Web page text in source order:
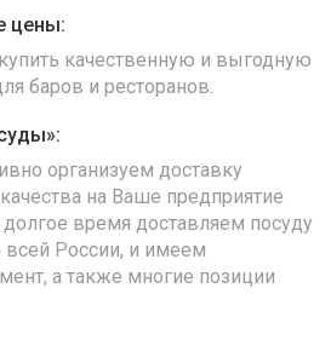
цены:
качественную и выгодную
баров и ресторанов.
организуем доставку
на Ваше предприятие
время доставляем посуду
России, и имеем
а также многие позиции